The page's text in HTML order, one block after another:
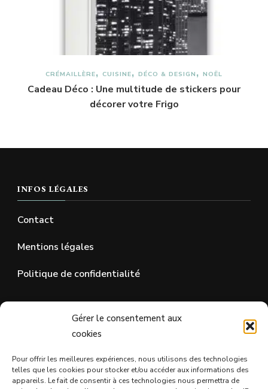
Gérer le consentement aux
cookies
Pour offrir les meilleures expériences, nous utilisons des technologies
telles que les cookies pour stocker et/ou accéder aux informations des
appareils. Le fait de consentir à ces technologies nous permettra de
CRÉMAILLÈRE CUISINE DÉCO & DESIGN NOËL
Cadeau Déco : Une multitude de stickers pour
décorer votre Frigo
INFOS LÉGALES
Contact
Mentions légales
Politique de confidentialité
SUR LES RÉSEAUX SOCIAUX